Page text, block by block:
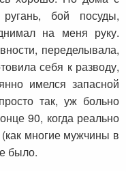
бой посуды,
на меня руку.
переделывала,
себя к разводу,
имелся запасной
так, уж больно
90, когда реально
многие мужчины в
было.